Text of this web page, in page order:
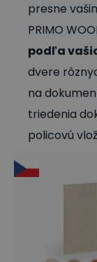
presne
PRIMO
podľa
dvere
na
triedenia
policovú